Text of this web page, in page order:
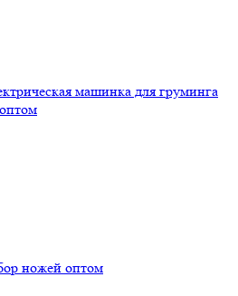
машинка для груминга
ножей оптом